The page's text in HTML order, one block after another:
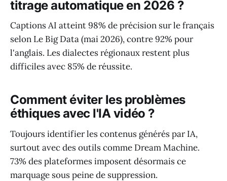
titrage automatique en 2026 ?
Captions AI atteint 98% de précision sur le français
selon Le Big Data (mai 2026), contre 92% pour
l'anglais. Les dialectes régionaux restent plus
difficiles avec 85% de réussite.
Comment éviter les problèmes
éthiques avec l'IA vidéo ?
Toujours identifier les contenus générés par IA,
surtout avec des outils comme Dream Machine.
73% des plateformes imposent désormais ce
marquage sous peine de suppression.